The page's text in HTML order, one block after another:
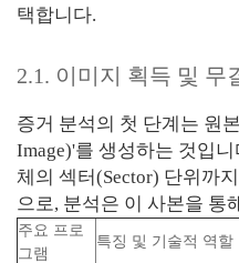
택합니다.
2.1. 이미지 획득 및 무
증거 분석의 첫 단계는 원
Image)'를 생성하는 것입
체의 섹터(Sector) 단위까
으로, 분석은 이 사본을 통
주요 프로
그램
특징 및 기술적 역할